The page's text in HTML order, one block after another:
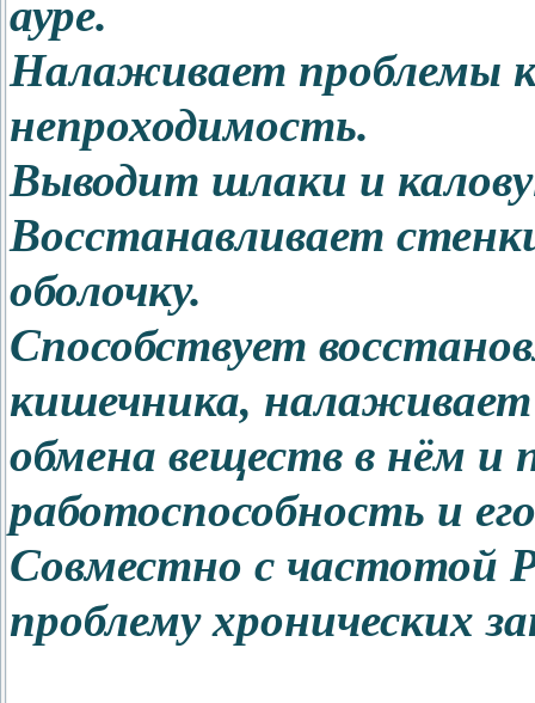
ауре.
Налаживает проблемы
непроходимость.
Выводит шлаки и
Восстанавливает
оболочку.
Способствует
кишечника, налаживает
обмена веществ в нём и
работоспособность и
Совместно с частотой
проблему хронических